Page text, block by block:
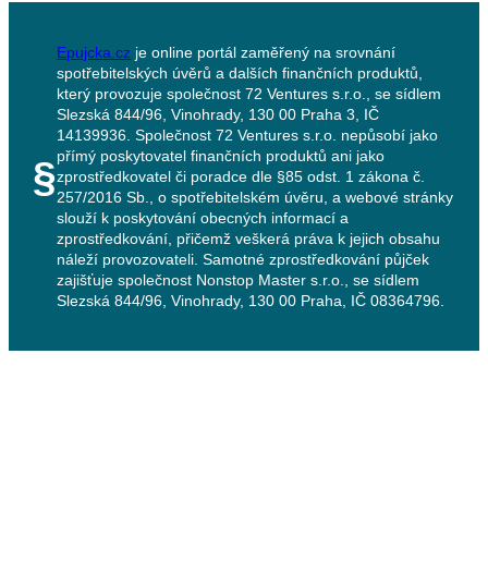
§
Epujcka.cz je online portál zaměřený na srovnání
spotřebitelských úvěrů a dalších finančních produktů,
který provozuje společnost 72 Ventures s.r.o., se sídlem
Slezská 844/96, Vinohrady, 130 00 Praha 3, IČ
14139936. Společnost 72 Ventures s.r.o. nepůsobí jako
přímý poskytovatel finančních produktů ani jako
zprostředkovatel či poradce dle §85 odst. 1 zákona č.
257/2016 Sb., o spotřebitelském úvěru, a webové stránky
slouží k poskytování obecných informací a
zprostředkování, přičemž veškerá práva k jejich obsahu
náleží provozovateli. Samotné zprostředkování půjček
zajišťuje společnost Nonstop Master s.r.o., se sídlem
Slezská 844/96, Vinohrady, 130 00 Praha, IČ 08364796.